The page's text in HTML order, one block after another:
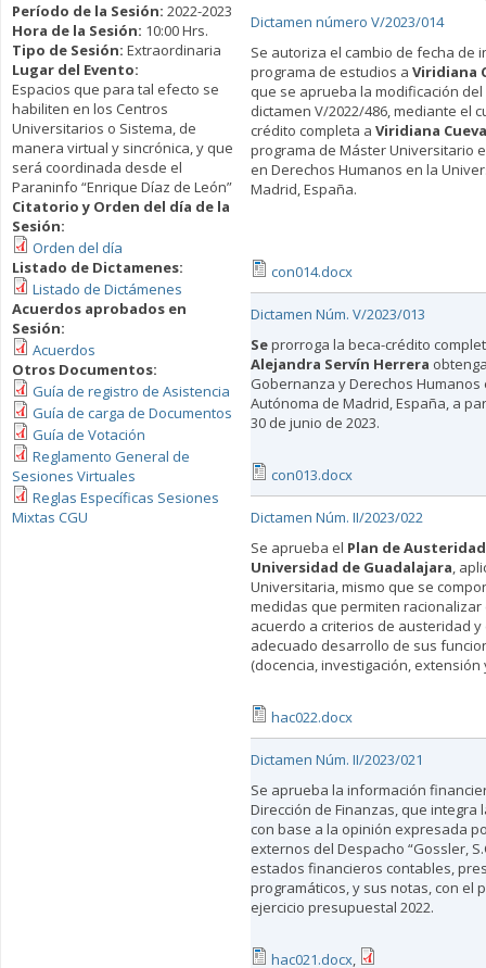
Período de la Sesión: 2022-2023
Hora de la Sesión: 10:00 Hrs.
Tipo de Sesión: Extraordinaria
Lugar del Evento:
Espacios que para tal efecto se
habiliten en los Centros
Universitarios o Sistema, de
manera virtual y sincrónica, y que
será coordinada desde el
Paraninfo “Enrique Díaz de León”
Citatorio y Orden del día de la
Sesión:
Orden del día
Listado de Dictamenes:
Listado de Dictámenes
Acuerdos aprobados en
Sesión:
Acuerdos
Otros Documentos:
Guía de registro de Asistencia
Guía de carga de Documentos
Guía de Votación
Reglamento General de
Sesiones Virtuales
Reglas Específicas Sesiones
Mixtas CGU
Dictamen número V/2023/014
Se autoriza el cambio de fecha de
programa de estudios a Viridiana
que se aprueba la modificación
dictamen V/2022/486, mediante el
crédito completa a Viridiana
programa de Máster Universitario
en Derechos Humanos en la
Madrid, España.
con014.docx
Dictamen Núm. V/2023/013
Seprorroga la beca-crédito
Alejandra Servín Herrera
Gobernanza y Derechos
Autónoma de Madrid, España, a
30 de junio de 2023.
con013.docx
Dictamen Núm. II/2023/022
Se aprueba el Plan de
Universidad de Guadalajara,
Universitaria, mismo que se
medidas que permiten
acuerdo a criterios de austeridad
adecuado desarrollo de sus
(docencia, investigación,
hac022.docx
Dictamen Núm. II/2023/021
Se aprueba la información
Dirección de Finanzas, que integra
con base a la opinión expresada
externos del Despacho “Gossler,
estados financieros contables,
programáticos, y sus notas, con el
ejercicio presupuestal 2022.
hac021.docx,